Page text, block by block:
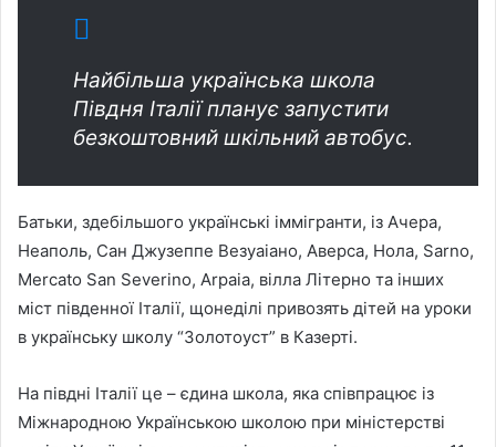
Найбільша українська школа
Півдня Італії планує запустити
безкоштовний шкільний автобус.
Батьки, здебільшого українські іммігранти, із Ачера,
Неаполь, Сан Джузеппе Везуаіано, Аверса, Нола, Sarno,
Mercato San Severino, Arpaia, вілла Літерно та інших
міст південної Італії, щонеділі привозять дітей на уроки
в українську школу “Золотоуст” в Казерті.
На півдні Італії це – єдина школа, яка співпрацює із
Міжнародною Українською школою при міністерстві